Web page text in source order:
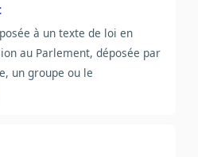
à un texte de loi en
au Parlement, déposée par
un groupe ou le